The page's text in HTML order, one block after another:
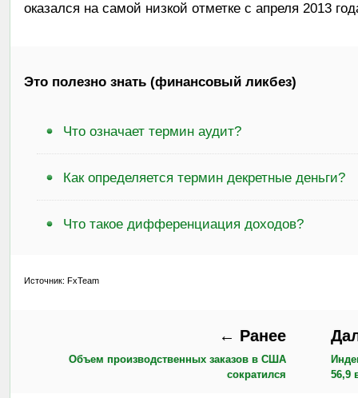
оказался на самой низкой отметке с апреля 2013
Это полезно знать (финансовый ликбез)
Что означает термин аудит?
Как определяется термин декретные деньги?
Что такое дифференциация доходов?
Источник: FxTeam
← Ранее
Объем производственных заказов в США
сократился
56,9